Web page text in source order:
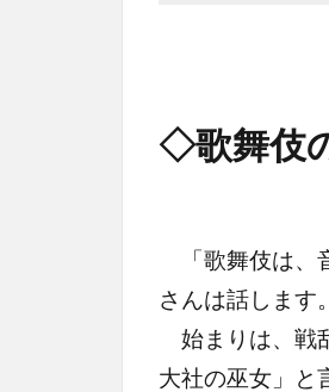
◇歌舞伎
「歌舞伎は、
さんは話します。
始まりは、戦
大社の巫女」と